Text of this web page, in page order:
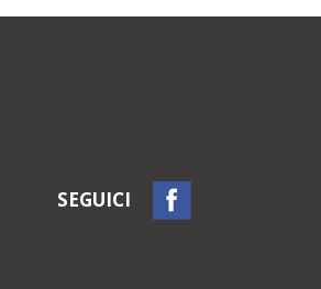
SEGUICI